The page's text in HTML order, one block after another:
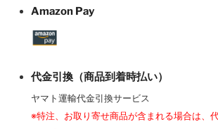
Amazon Pay
代金引換（商品到着時払い）
ヤマト運輸代金引換サービス
※特注、お取り寄せ商品が含まれる場合は、